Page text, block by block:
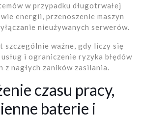
w przypadku długotrwałej
energii, przenoszenie maszyn
nieużywanych serwerów.
szczególnie ważne, gdy liczy się
i ograniczenie ryzyka błędów
z nagłych zaników zasilania.
czasu pracy,
baterie i